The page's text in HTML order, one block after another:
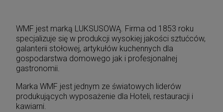
WMF jest marką LUKSUSOWĄ. Firma od 1853 roku
specjalizuje się w produkcji wysokiej jakości sztućców,
galanterii stołowej, artykułów kuchennych dla
gospodarstwa domowego jak i profesjonalnej
gastronomii.
Marka WMF jest jednym ze światowych liderów
produkujących wyposażenie dla Hoteli, restauracji i
kawiarni.